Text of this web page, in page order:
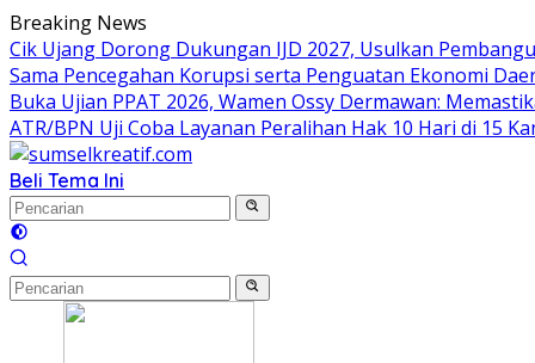
Langsung
ke
konten
Breaking News
Cik Ujang Dorong Dukungan IJD 2027, Usulkan
Sama Pencegahan Korupsi serta Penguatan Ekonomi
Buka Ujian PPAT 2026, Wamen Ossy Dermawan:
ATR/BPN Uji Coba Layanan Peralihan Hak 10 Hari di 15
Beli Tema Ini